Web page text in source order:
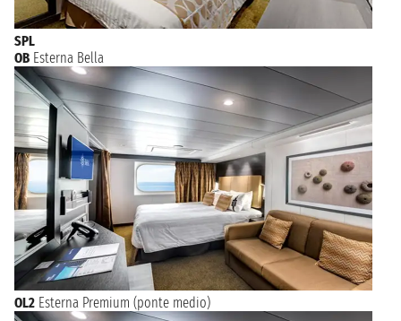
SPL
OB Esterna Bella
OL2 Esterna Premium (ponte medio)